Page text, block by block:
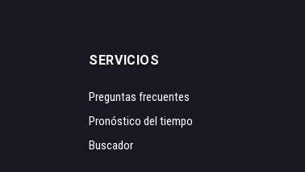
SERVICIOS
Preguntas frecuentes
Pronóstico del tiempo
Buscador